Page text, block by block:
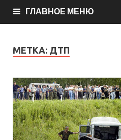
ГЛАВНОЕ МЕНЮ
МЕТКА: ДТП